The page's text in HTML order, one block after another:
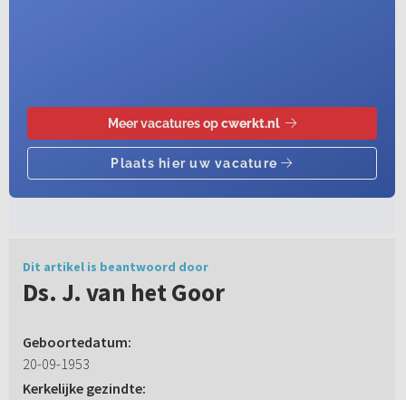
Dit artikel is beantwoord door
Ds. J. van het Goor
Geboortedatum:
20-09-1953
Kerkelijke gezindte: